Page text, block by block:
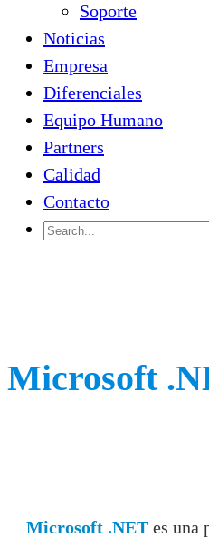
Soporte
Noticias
Empresa
Diferenciales
Equipo Humano
Partners
Calidad
Contacto
Microsoft
Microsoft .NET es una